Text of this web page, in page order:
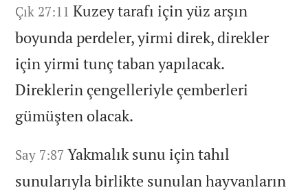
Çık 27:11 Kuzey tarafı için yüz arşın
boyunda perdeler,yirmi direk, direkler
için yirmi tunç taban yapılacak.
Direklerin çengelleriyle çemberleri
gümüşten olacak.
Say 7:87 Yakmalık sunu için tahıl
sunularıyla birlikte sunulan hayvanların